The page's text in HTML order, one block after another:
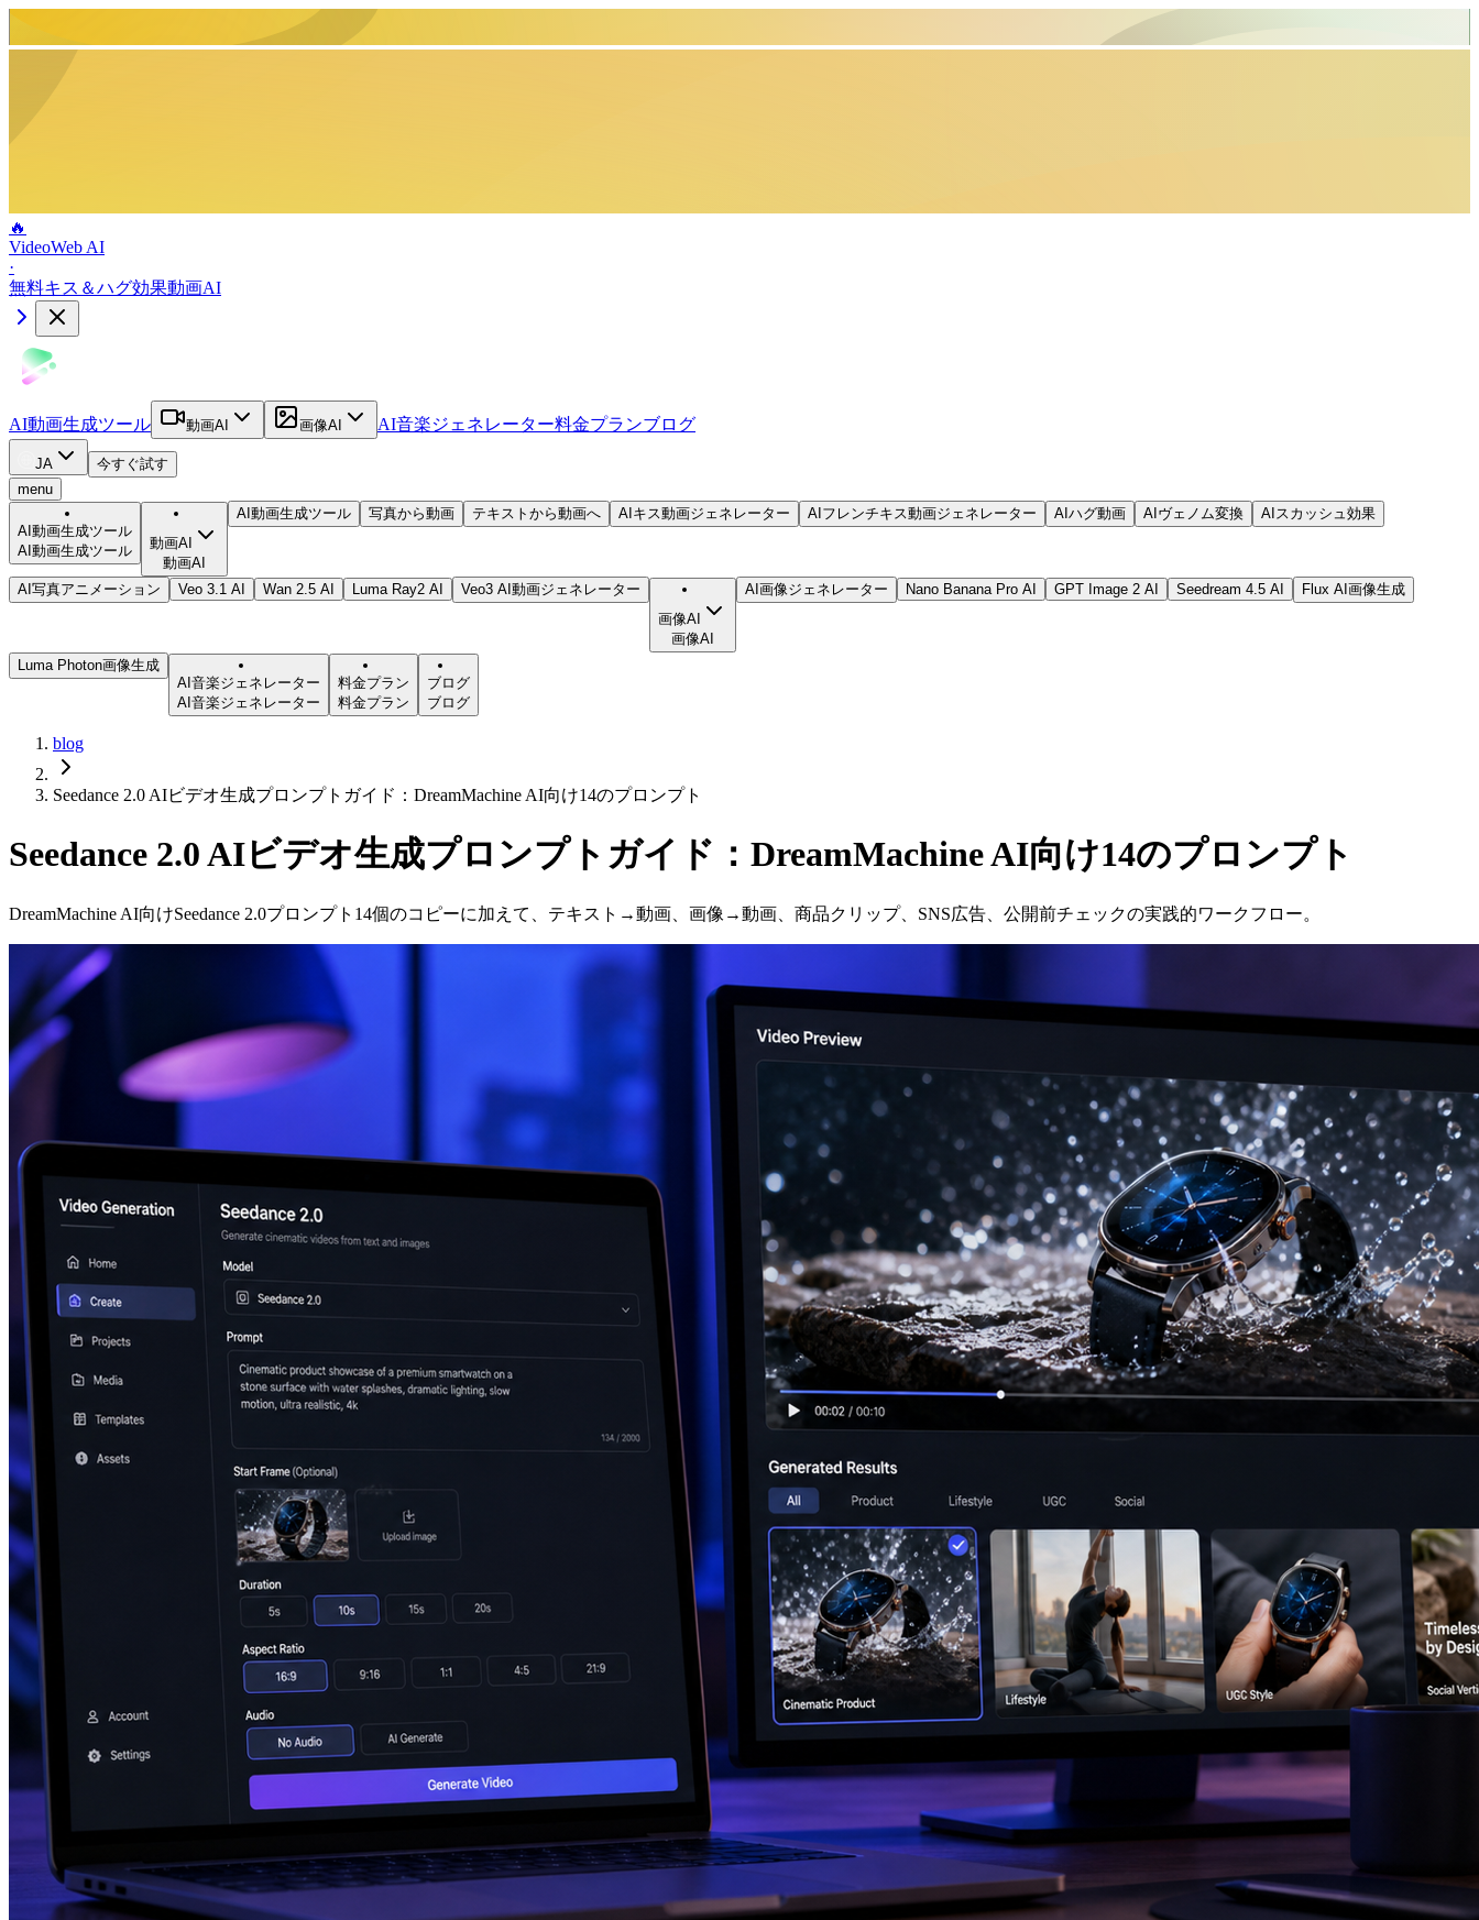
🔥
VideoWeb AI
·
無料キス＆ハグ効果動画AI
AI動画生成ツール 動画AI 画像AI AI音楽ジェネレーター料金プランブログ
JA
今すぐ試す
menu
AI動画生成ツール
AI動画生成ツール
動画AI
動画AI
AI動画生成ツール 写真から動画 テキストから動画へ AIキス動画ジェネレーター AIフレンチキス動画ジェネレーター AIハグ動画 AIヴェノム変換 AIスカッシュ効果
AI写真アニメーション Veo 3.1 AI Wan 2.5 AI Luma Ray2 AI
Veo3 AI動画ジェネレーター
画像AI
画像AI
AI画像ジェネレーター Nano Banana Pro AI GPT Image 2 AI Seedream 4.5 AI Flux AI画像生成
Luma Photon画像生成
AI音楽ジェネレーター
AI音楽ジェネレーター
料金プラン
料金プラン
ブログ
ブログ
blog
Seedance 2.0 AIビデオ生成プロンプトガイド：DreamMachine AI向け14のプロンプト
Seedance 2.0 AIビデオ生成プロンプトガイド：DreamMachine AI向け14のプロンプト
DreamMachine AI向けSeedance 2.0プロンプト14個のコピーに加えて、テキスト→動画、画像→動画、商品クリップ、SNS広告、公開前チェックの実践的ワークフロー。